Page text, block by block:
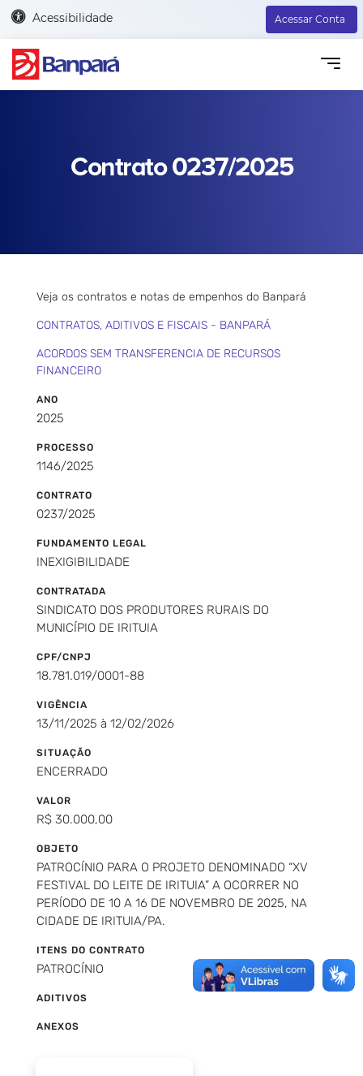
Acessibilidade Acessar Conta
Contrato 0237/2025
Veja os contratos e notas de empenhos do Banpará
CONTRATOS, ADITIVOS E FISCAIS - BANPARÁ
ACORDOS SEM TRANSFERENCIA DE RECURSOS
FINANCEIRO
ANO
2025
PROCESSO
1146/2025
CONTRATO
0237/2025
FUNDAMENTO LEGAL
INEXIGIBILIDADE
CONTRATADA
SINDICATO DOS PRODUTORES RURAIS DO
MUNICÍPIO DE IRITUIA
CPF/CNPJ
18.781.019/0001-88
VIGÊNCIA
13/11/2025 à 12/02/2026
SITUAÇÃO
ENCERRADO
VALOR
R$ 30.000,00
OBJETO
PATROCÍNIO PARA O PROJETO DENOMINADO “XV
FESTIVAL DO LEITE DE IRITUIA” A OCORRER NO
PERÍODO DE 10 A 16 DE NOVEMBRO DE 2025, NA
CIDADE DE IRITUIA/PA.
ITENS DO CONTRATO
PATROCÍNIO
ADITIVOS
ANEXOS